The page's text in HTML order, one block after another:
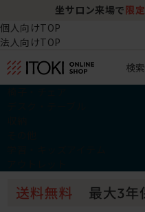
坐サロン来場で 限
個人向けTOP
法人向けTOP
検索